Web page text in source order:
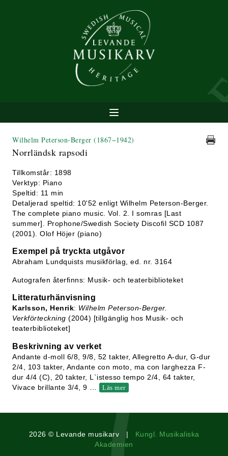
Wilhelm Peterson-Berger (1867−1942)
Norrländsk rapsodi
Tillkomstår: 1898
Verktyp: Piano
Speltid: 11 min
Detaljerad speltid: 10'52 enligt Wilhelm Peterson-Berger.
The complete piano music. Vol. 2. I somras [Last
summer]. Prophone/Swedish Society Discofil SCD 1087
(2001). Olof Höjer (piano)
Exempel på tryckta utgåvor
Abraham Lundquists musikförlag, ed. nr. 3164
Autografen återfinns: Musik- och teaterbiblioteket
Litteraturhänvisning
Karlsson, Henrik: Wilhelm Peterson-Berger.
Verkförteckning (2004) [tillgänglig hos Musik- och
teaterbiblioteket]
Beskrivning av verket
Andante d-moll 6/8, 9/8, 52 takter, Allegretto A-dur, G-dur
2/4, 103 takter, Andante con moto, ma con larghezza F-
dur 4/4 (C), 20 takter, L`istesso tempo 2/4, 64 takter,
Vivace brillante 3/4, 9
Läs mer
2026 © Levande musikarv | Kungl. Musikaliska
Akademien